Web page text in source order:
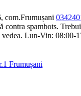
com.Frumușani
contra spambots.
Lun-Vin: 08:00-
Frumușani